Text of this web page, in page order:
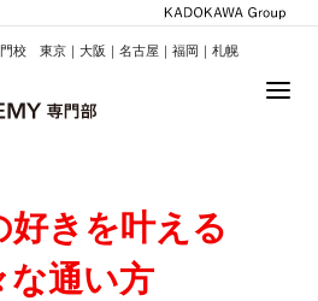
校 東京｜大阪｜名古屋｜福岡｜札幌
好きを叶える
な通い⽅